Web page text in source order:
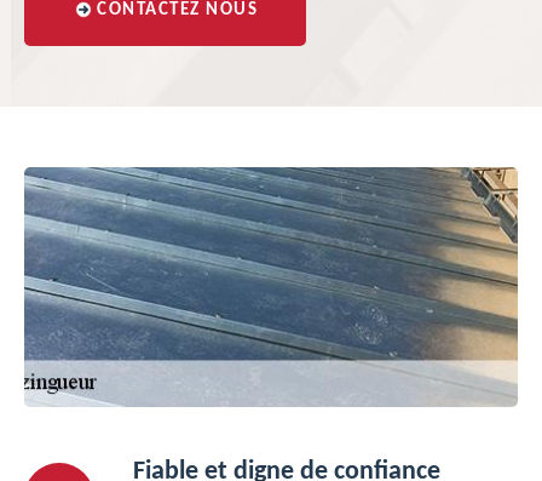
CONTACTEZ NOUS
Fiable et digne de confiance